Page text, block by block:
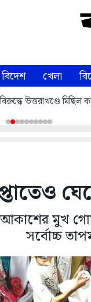
বিদেশ খেলা
উত্তরাখণ্ডে মিছিল
মুখ
সর্বোচ্চ